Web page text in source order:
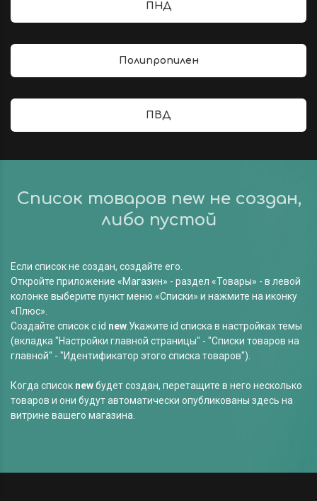
ПНД
Полипропилен
ПВД
Список товаров newне создан,
либо пустой
Если список не создан, создайте его.
Откройте приложение «Магазин» - раздел «Товары» - в левой
колонке выберите пункт меню «Списки» и нажмите на иконку
«Плюс».
Создайте список с id new.Укажите id списка в настройках темы
(вкладка "Настройки главной страницы" - "Списки товаров на
главной" - "Идентификатор этого списка товаров").
Когда список newбудет создан, перетащите в него несколько
товаров и они будут автоматически опубликованы здесь на
витрине вашего магазина.